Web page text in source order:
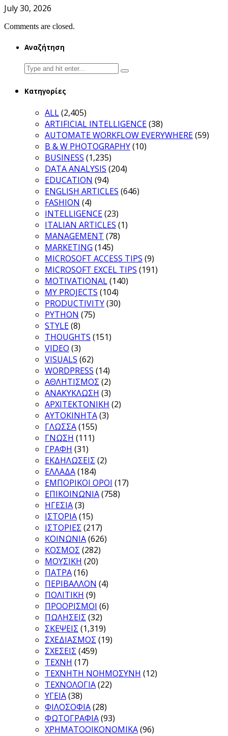
July 30, 2026
Comments are closed.
Αναζήτηση
Search
for:
Κατηγορίες
ALL(2,405)
ARTIFICIAL INTELLIGENCE(38)
AUTOMATE WORKFLOW EVERYWHERE(59)
B & W PHOTOGRAPHY(10)
BUSINESS (1,235)
DATA ANALYSIS (204)
EDUCATION (94)
ENGLISH ARTICLES (646)
FASHION (4)
INTELLIGENCE(23)
ITALIAN ARTICLES (1)
MANAGEMENT (78)
MARKETING (145)
MICROSOFT ACCESS TIPS (9)
MICROSOFT EXCEL TIPS (191)
MOTIVATIONAL(140)
MY PROJECTS (104)
PRODUCTIVITY(30)
PYTHON (75)
STYLE(8)
THOUGHTS (151)
VIDEO (3)
VISUALS (62)
WORDPRESS (14)
ΑΘΛΗΤΙΣΜΟΣ (2)
ΑΝΑΚΥΚΛΩΣΗ (3)
ΑΡΧΙΤΕΚΤΟΝΙΚΗ (2)
ΑΥΤΟΚΙΝΗΤΑ(3)
ΓΛΩΣΣΑ(155)
ΓΝΩΣΗ (111)
ΓΡΑΦΗ (31)
ΕΚΔΗΛΩΣΕΙΣ (2)
ΕΛΛΑΔΑ(184)
ΕΜΠΟΡΙΚΟΙ ΟΡΟΙ (17)
ΕΠΙΚΟΙΝΩΝΙΑ(758)
ΗΓΕΣΙΑ(3)
ΙΣΤΟΡΙΑ(15)
ΙΣΤΟΡΙΕΣ (217)
ΚΟΙΝΩΝΙΑ(626)
ΚΟΣΜΟΣ (282)
ΜΟΥΣΙΚΗ (20)
ΠΑΤΡΑ(16)
ΠΕΡΙΒΑΛΛΟΝ (4)
ΠΟΛΙΤΙΚΗ (9)
ΠΡΟΟΡΙΣΜΟΙ (6)
ΠΩΛΗΣΕΙΣ (32)
ΣΚΕΨΕΙΣ (1,319)
ΣΧΕΔΙΑΣΜΟΣ (19)
ΣΧΕΣΕΙΣ (459)
ΤΕΧΝΗ (17)
ΤΕΧΝΗΤΗ ΝΟΗΜΟΣΥΝΗ (12)
ΤΕΧΝΟΛΟΓΙΑ(22)
ΥΓΕΙΑ(38)
ΦΙΛΟΣΟΦΙΑ(28)
ΦΩΤΟΓΡΑΦΙΑ(93)
ΧΡΗΜΑΤΟΟΙΚΟΝΟΜΙΚΑ(96)